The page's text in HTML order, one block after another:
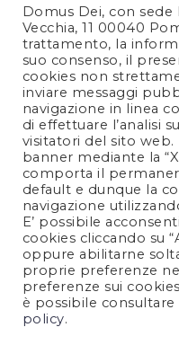
Domus Dei, con sede
Vecchia, 11 00040
trattamento, la
suo consenso, il
cookies non
inviare messaggi
navigazione in linea
di effettuare l’analisi
visitatori del sito web.
banner mediante la
comporta il
default e dunque la
navigazione
E’ possibile
cookies cliccando su
oppure abilitarne
proprie preferenze
preferenze sui
è possibile consultare
policy.